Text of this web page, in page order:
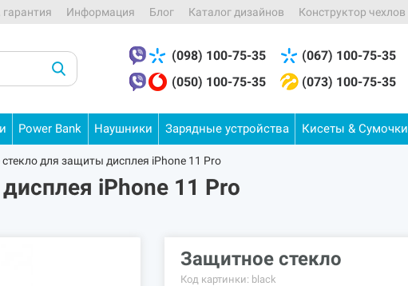
Информация Блог Каталог дизайнов Конструктор чехлов
(098) 100-75-35
(050) 100-75-35
(067) 100-75-35
(073) 100-75-35
Power Bank Наушники Зарядные устройства Кисеты & Сумочки
для защиты дисплея iPhone 11 Pro
iPhone 11 Pro
Защитное стекло
Код картинки: black